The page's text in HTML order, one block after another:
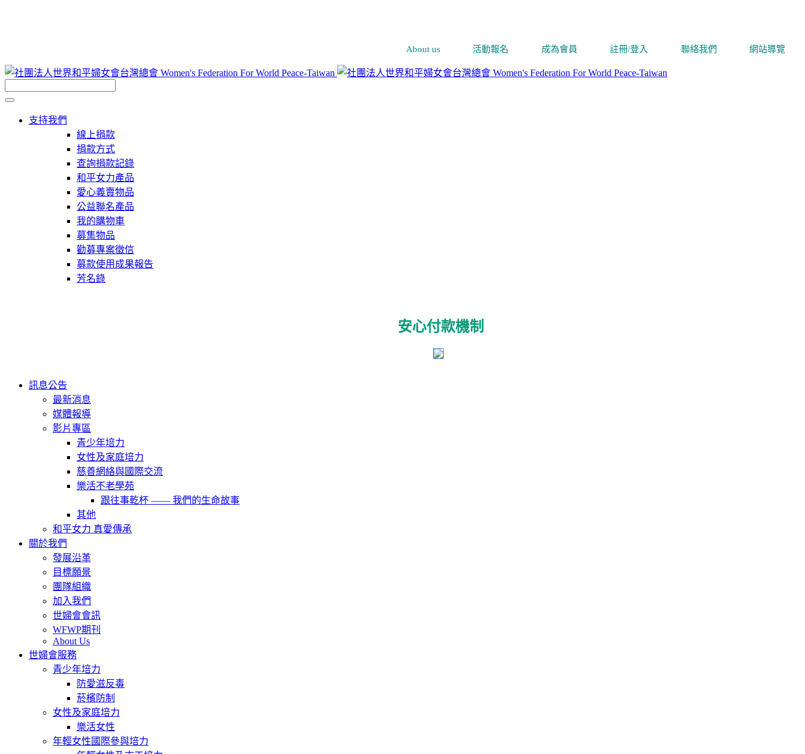
About us 活動報名 成為會員 註冊/登入 聯絡我們 網站導覽
支持我們
線上捐款
捐款方式
查詢捐款記錄
和平女力產品
愛心義賣物品
公益聯名產品
我的購物車
募集物品
勸募專案徵信
募款使用成果報告
芳名錄
安心付款機制
訊息公告
最新消息
媒體報導
影片專區
青少年培力
女性及家庭培力
慈善網絡與國際交流
樂活不老學苑
跟往事乾杯 —— 我們的生命故事
其他
和平女力 真愛傳承
關於我們
發展沿革
目標願景
團隊組織
加入我們
世婦會會訊
WFWP期刊
About Us
世婦會服務
青少年培力
防愛滋反毒
菸檳防制
女性及家庭培力
樂活女性
年輕女性國際參與培力